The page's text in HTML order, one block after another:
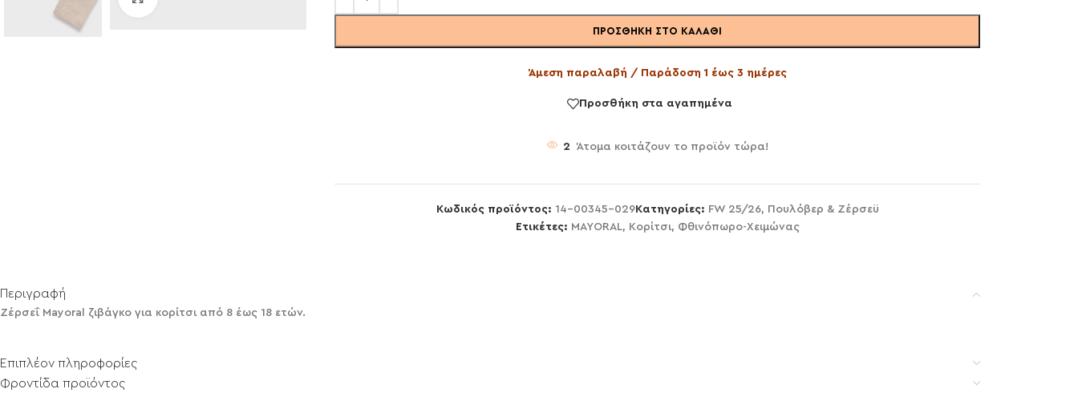
ΠΡΟΣΘΉΚΗ ΣΤΟ ΚΑΛΆΘΙ
Άμεση παραλαβή / Παράδοση 1 έως 3 ημέρες
Προσθήκη στα αγαπημένα
2 Άτομα κοιτάζουν το προϊόν τώρα!
Κωδικός προϊόντος: 14-00345-029Κατηγορίες: FW 25/26, Πουλόβερ & Ζέρσεϋ
Ετικέτες: MAYORAL, Κορίτσι, Φθινόπωρο-Χειμώνας
Περιγραφή
Ζέρσεΐ Mayoral ζιβάγκο για κορίτσι από 8 έως 18 ετών.
Επιπλέον πληροφορίες
Φροντίδα προϊόντος